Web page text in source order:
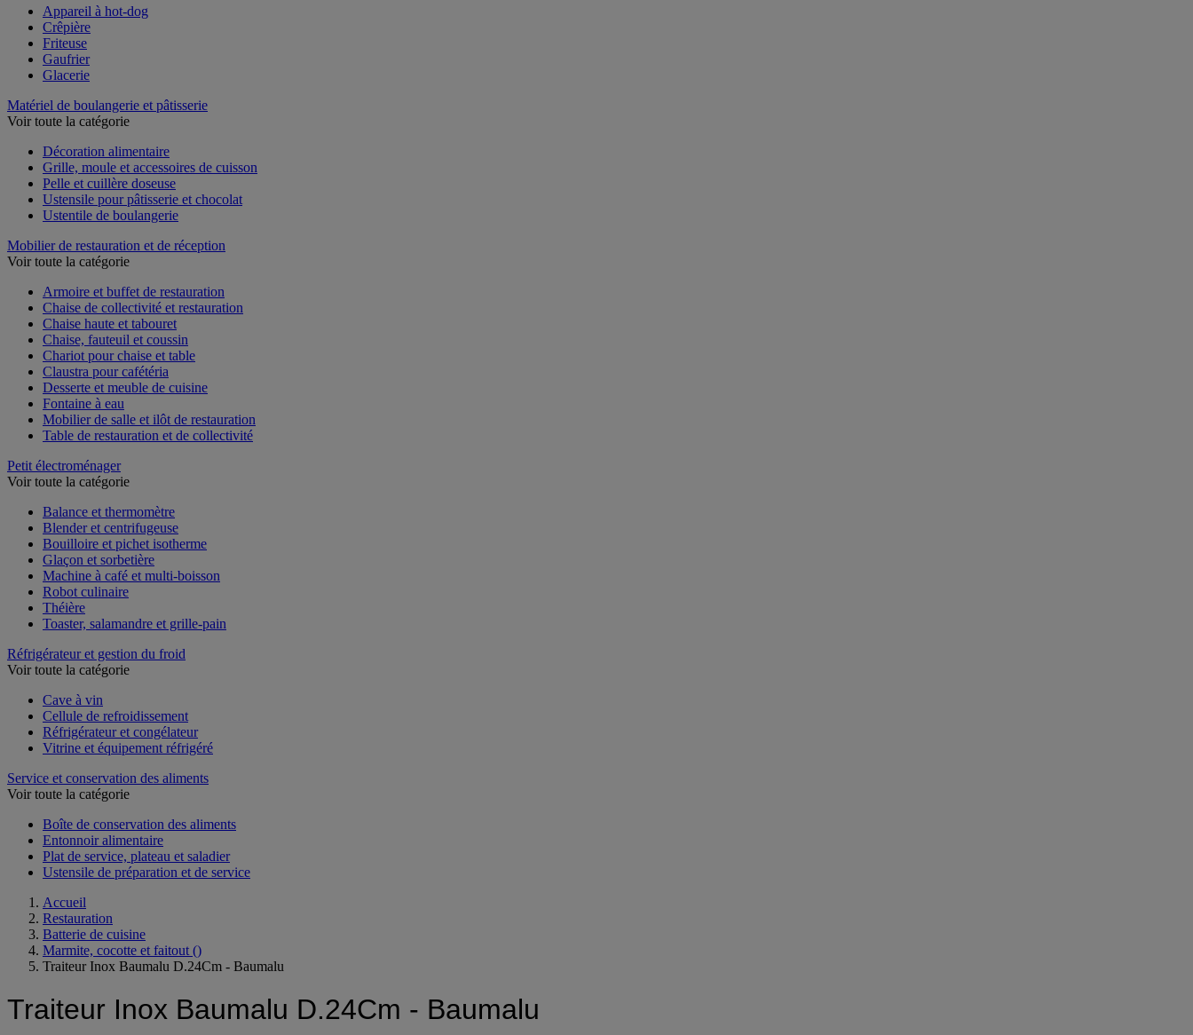
Appareil à hot-dog
Crêpière
Friteuse
Gaufrier
Glacerie
Matériel de boulangerie et pâtisserie
Voir toute la catégorie
Décoration alimentaire
Grille, moule et accessoires de cuisson
Pelle et cuillère doseuse
Ustensile pour pâtisserie et chocolat
Ustentile de boulangerie
Mobilier de restauration et de réception
Voir toute la catégorie
Armoire et buffet de restauration
Chaise de collectivité et restauration
Chaise haute et tabouret
Chaise, fauteuil et coussin
Chariot pour chaise et table
Claustra pour cafétéria
Desserte et meuble de cuisine
Fontaine à eau
Mobilier de salle et ilôt de restauration
Table de restauration et de collectivité
Petit électroménager
Voir toute la catégorie
Balance et thermomètre
Blender et centrifugeuse
Bouilloire et pichet isotherme
Glaçon et sorbetière
Machine à café et multi-boisson
Robot culinaire
Théière
Toaster, salamandre et grille-pain
Réfrigérateur et gestion du froid
Voir toute la catégorie
Cave à vin
Cellule de refroidissement
Réfrigérateur et congélateur
Vitrine et équipement réfrigéré
Service et conservation des aliments
Voir toute la catégorie
Boîte de conservation des aliments
Entonnoir alimentaire
Plat de service, plateau et saladier
Ustensile de préparation et de service
Accueil
Restauration
Batterie de cuisine
Marmite, cocotte et faitout ()
Traiteur Inox Baumalu D.24Cm - Baumalu
Traiteur Inox Baumalu D.24Cm - Baumalu